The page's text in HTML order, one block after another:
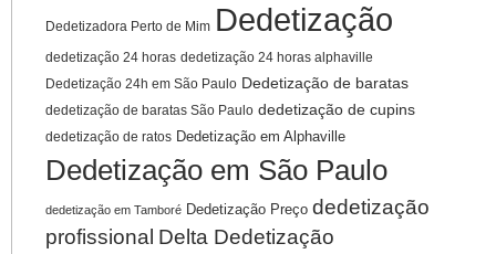
Dedetizadora Perto de Mim Dedetização
dedetização 24 horas dedetização 24 horas alphaville
Dedetização 24h em São Paulo Dedetização de baratas
dedetização de baratas São Paulo dedetização de cupins
dedetização de ratos Dedetização em Alphaville
Dedetização em São Paulo
dedetização em Tamboré Dedetização Preço dedetização
profissional Delta Dedetização